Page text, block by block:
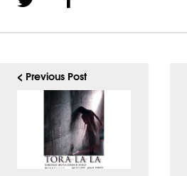
< Previous Post